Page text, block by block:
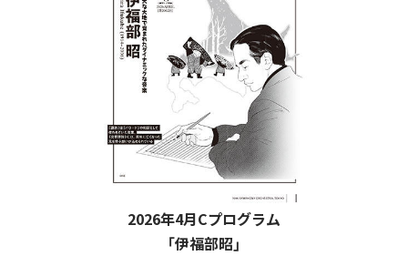
2026年4月Cプログラム
「伊福部昭」